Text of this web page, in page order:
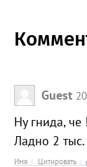
Guest
Ну гнида, че !
Ладно 2
Имя Цитировать